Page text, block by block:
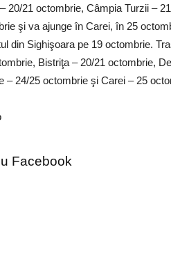
20/21 octombrie, Câmpia Turzii –
şi va ajunge în Carei, în 25
din Sighişoara pe 19 octombrie.
Bistriţa – 20/21 octombrie,
– 24/25 octombrie şi Carei – 25
Facebook